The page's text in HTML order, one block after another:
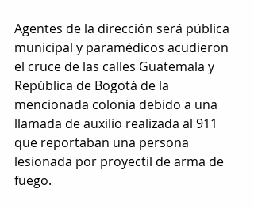
Agentes de la dirección será pública
municipal y paramédicos acudieron
el cruce de las calles Guatemala y
República de Bogotá de la
mencionada colonia debido a una
llamada de auxilio realizada al 911
que reportaban una persona
lesionada por proyectil de arma de
fuego.